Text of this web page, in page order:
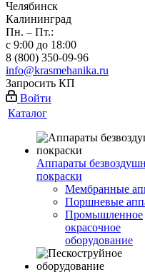
Челябинск
Калининград
Пн. – Пт.:
с 9:00 до 18:00
8 (800) 350-09-96
info@krasmehanika.ru
Запросить КП
Войти
Каталог
Аппараты
покраски
Мембранные
Поршневые
Промышленное
окрасочное
оборудование